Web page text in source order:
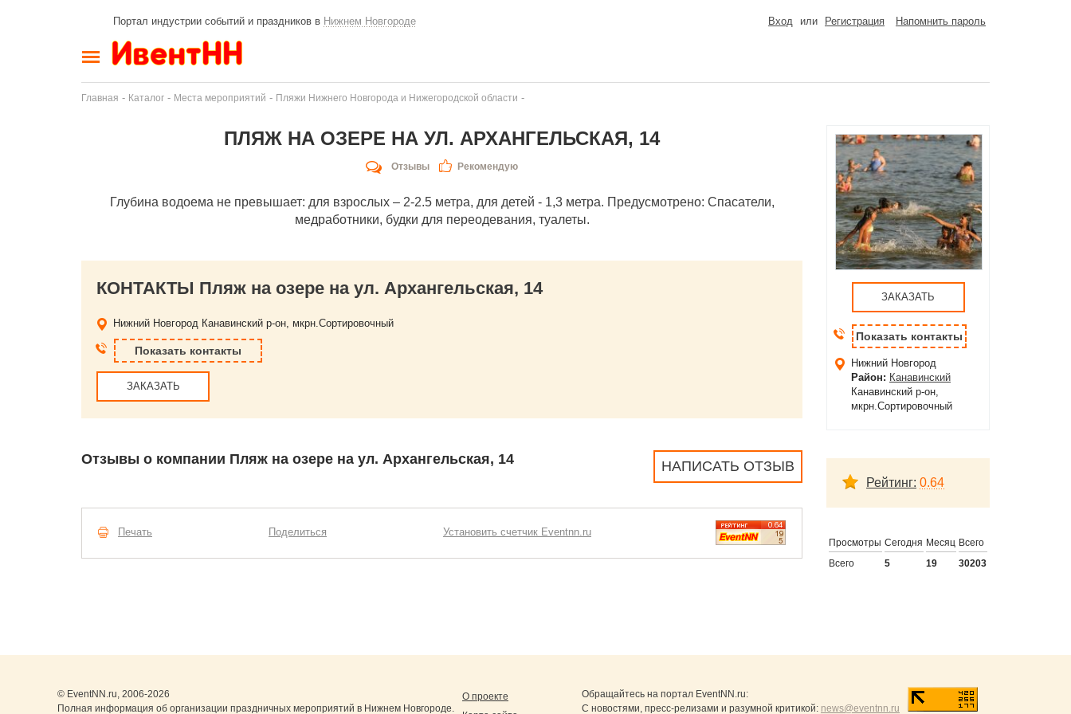
Портал индустрии событий и праздников в Нижнем Новгороде Вход или Регистрация Напомнить пароль
Главная - Каталог - Места мероприятий - Пляжи Нижнего Новгорода и Нижегородской области -
ПЛЯЖ НА ОЗЕРЕ НА УЛ. АРХАНГЕЛЬСКАЯ, 14
Отзывы Рекомендую
Глубина водоема не превышает: для взрослых – 2-2.5 метра, для детей - 1,3 метра. Предусмотрено: Спасатели,
медработники, будки для переодевания, туалеты.
КОНТАКТЫ Пляж на озере на ул. Архангельская, 14
Нижний Новгород Канавинский р-он, мкрн.Сортировочный
Показать контакты
ЗАКАЗАТЬ
НАПИСАТЬ ОТЗЫВ
Отзывы о компании Пляж на озере на ул. Архангельская, 14
Печать Поделиться Установить счетчик Eventnn.ru
ЗАКАЗАТЬ
Показать контакты
Нижний Новгород
Район: Канавинский
Канавинский р-он,
мкрн.Сортировочный
Рейтинг: 0.64
Просмотры Сегодня Месяц Всего
Всего
5 19 30203
© EventNN.ru, 2006-2026
Полная информация об организации праздничных мероприятий в Нижнем Новгороде.
О проекте
Обращайтесь на портал EventNN.ru:
С новостями, пресс-релизами и разумной критикой: news@eventnn.ru